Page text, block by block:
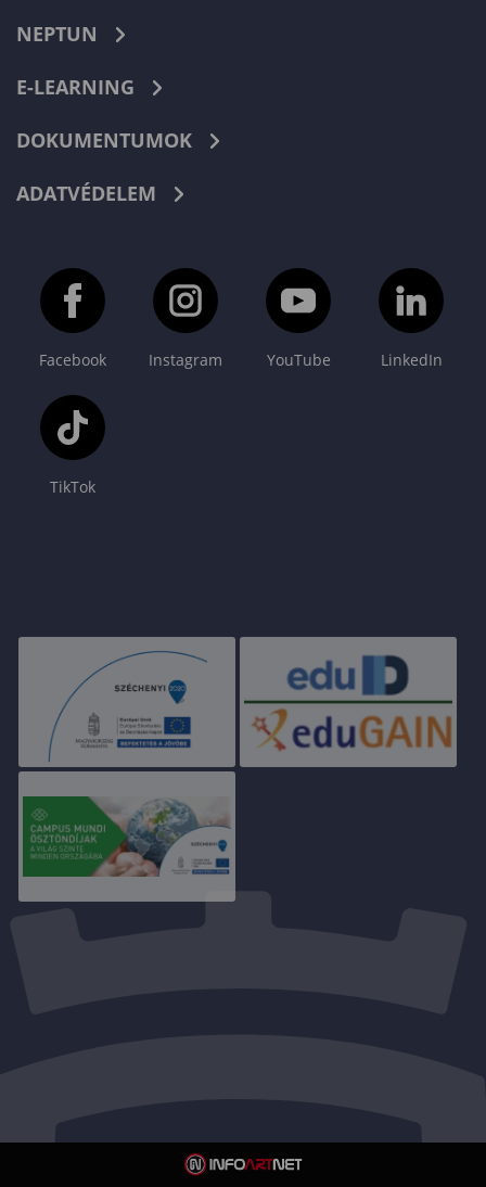
NEPTUN
E-LEARNING
DOKUMENTUMOK
ADATVÉDELEM
Facebook Instagram YouTube LinkedIn
TikTok